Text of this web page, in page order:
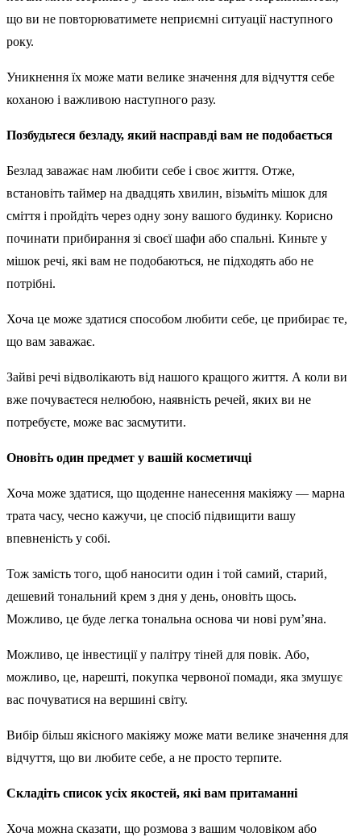
що ви не повторюватимете неприємні ситуації наступного
року.
Уникнення їх може мати велике значення для відчуття себе
коханою і важливою наступного разу.
Позбудьтеся безладу, який насправді вам не подобається
Безлад заважає нам любити себе і своє життя. Отже,
встановіть таймер на двадцять хвилин, візьміть мішок для
сміття і пройдіть через одну зону вашого будинку. Корисно
починати прибирання зі своєї шафи або спальні. Киньте у
мішок речі, які вам не подобаються, не підходять або не
потрібні.
Хоча це може здатися способом любити себе, це прибирає те,
що вам заважає.
Зайві речі відволікають від нашого кращого життя. А коли ви
вже почуваєтеся нелюбою, наявність речей, яких ви не
потребуєте, може вас засмутити.
Оновіть один предмет у вашій косметичці
Хоча може здатися, що щоденне нанесення макіяжу — марна
трата часу, чесно кажучи, це спосіб підвищити вашу
впевненість у собі.
Тож замість того, щоб наносити один і той самий, старий,
дешевий тональний крем з дня у день, оновіть щось.
Можливо, це буде легка тональна основа чи нові рум’яна.
Можливо, це інвестиції у палітру тіней для повік. Або,
можливо, це, нарешті, покупка червоної помади, яка змушує
вас почуватися на вершині світу.
Вибір більш якісного макіяжу може мати велике значення для
відчуття, що ви любите себе, а не просто терпите.
Складіть список усіх якостей, які вам притаманні
Хоча можна сказати, що розмова з вашим чоловіком або